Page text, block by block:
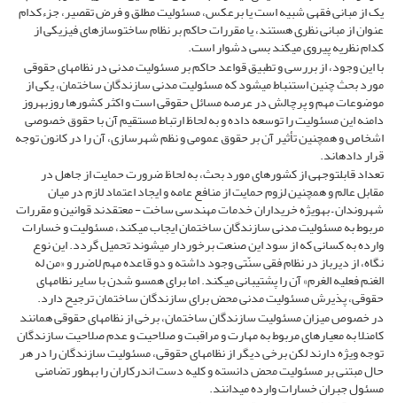
یک از مبانی فقهی شبیه است یا برعکس، مسئولیت مطلق و فرض تقصیر، جزءکدام
عنوان از مبانی نظری هستند، یا مقررات حاکم بر نظام ساخت­وسازهای فیزیکی از
کدام نظریه پیروی می­کند بسی دشوار است.
با این وجود، از بررسی و تطبیق قواعد حاکم بر مسئولیت مدنی در نظام­های حقوقی
مورد بحث چنین استنباط می­شود که مسئولیت مدنی سازندگان ساختمان، یکی از
موضوعات مهم و پرچالش در عرصه مسائل حقوقی است و اکثر کشورها روزبه­روز
دامنه این مسئولیت را توسعه داده و به لحاظ ارتباط مستقیم آن با حقوق خصوصی
اشخاص و همچنین تأثیر آن بر حقوق عمومی و نظم شهرسازی، آن را در کانون توجه
قرار داده­اند.
تعداد قابل­توجهی از کشورهای مورد بحث، به لحاظ ضرورت حمایت از جاهل در
مقابل عالم و همچنین لزوم حمایت از منافع عامه و ایجاد اعتماد لازم در میان
شهروندان – به­ویژه خریداران خدمات مهندسی ساخت - معتقدند قوانین و مقررات
مربوط به مسئولیت مدنی سازندگان ساختمان ایجاب می­کند، مسئولیت و خسارات
وارده به کسانی که از سود این صنعت برخوردار می­شوند تحمیل گردد. این نوع
نگاه، از دیرباز در نظام فقی سنّتی وجود داشته و دو قاعده مهم لاضرر و «من له
الغنم فعلیه الغرم» آن را پشتیبانی می­کند. اما برای همسو شدن با سایر نظام­های
حقوقی، پذیرش مسئولیت مدنی محض برای سازندگان ساختمان ترجیح دارد.
در خصوص میزان مسئولیت سازندگان ساختمان، برخی از نظام­های حقوقی همانند
کامن­لا به معیارهای مربوط به مهارت و مراقبت و صلاحیت و عدم صلاحیت سازندگان
توجه ویژه دارند لکن برخی دیگر از نظامهای حقوقی، مسئولیت سازندگان را در هر
حال مبتنی بر مسئولیت محض دانسته و کلیه دست اندرکاران را به­طور تضامنی
مسئول جبران خسارات وارده می­دانند.